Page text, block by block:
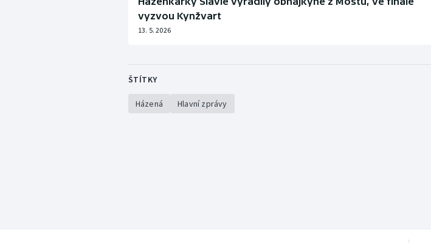
vyzvou Kynžvart
13. 5. 2026
ŠTÍTKY
Házená Hlavní zprávy